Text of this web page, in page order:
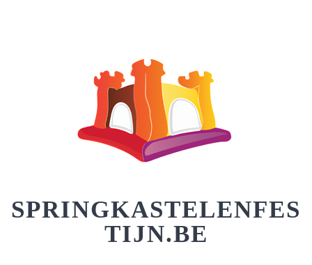
SPRINGKASTELENFES
TIJN.BE